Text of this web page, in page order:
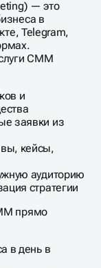
— это
в
Telegram,
СММ
и
заявки из
кейсы,
аудиторию
стратегии
прямо
в день в